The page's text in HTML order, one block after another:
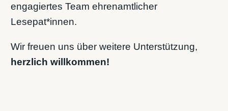
engagiertes Team ehrenamtlicher
Lesepat*innen.
Wir freuen uns über weitere Unterstützung,
herzlich willkommen!